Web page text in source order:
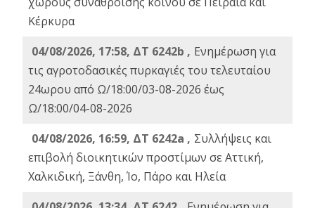
Κέρκυρα
04/08/2026, 17:58, ΔΤ 6242b , Ενημέρωση για
τις αγροτοδασικές πυρκαγιές του τελευταίου
24ωρου από Ω/18:00/03-08-2026 έως
Ω/18:00/04-08-2026
04/08/2026, 16:59, ΔΤ 6242a , Συλλήψεις και
επιβολή διοικητικών προστίμων σε Αττική,
Χαλκιδική, Ξάνθη, Ίο, Πάρο και Ηλεία